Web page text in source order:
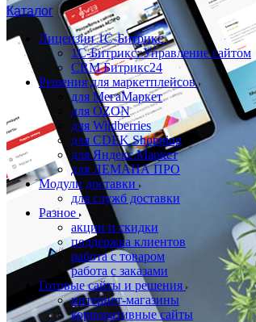
Каталог
Лицензии 1С-Битрикс
1С-Битрикс: Управление сайтом
CRM Битрикс24
Решения для маркетплейсов
для МегаМаркет
для OZON
для Wildberries
для CDEK Shopping
для Яндекс.Маркет
для ЛЕМАНА ПРО
Модули доставки
для служб доставки
Разное
акции и скидки
поддержка клиентов
работа с товаром
работа с заказами
Готовые сайты и решения
интернет-магазины
корпоративные сайты